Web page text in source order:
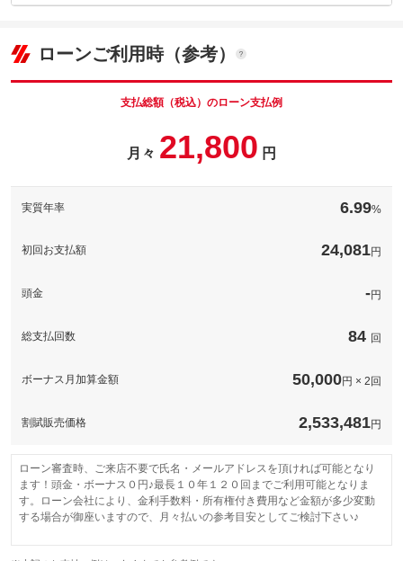
車両本体価
185.7
ローンご利用時（参考）
支払総額（税込）のローン支払例
月々 21,800 円
実質年率 6.99%
初回お支払額 24,081円
頭金 -円
総支払回数 84 回
ボーナス月加算金額 50,000円 × 2回
割賦販売価格 2,533,481円
ローン審査時、ご来店不要で氏名・メールアドレスを頂ければ可能となり
ます！頭金・ボーナス０円♪最長１０年１２０回までご利用可能となりま
す。ローン会社により、金利手数料・所有権付き費用など金額が多少変動
する場合が御座いますので、月々払いの参考目安としてご検討下さい♪